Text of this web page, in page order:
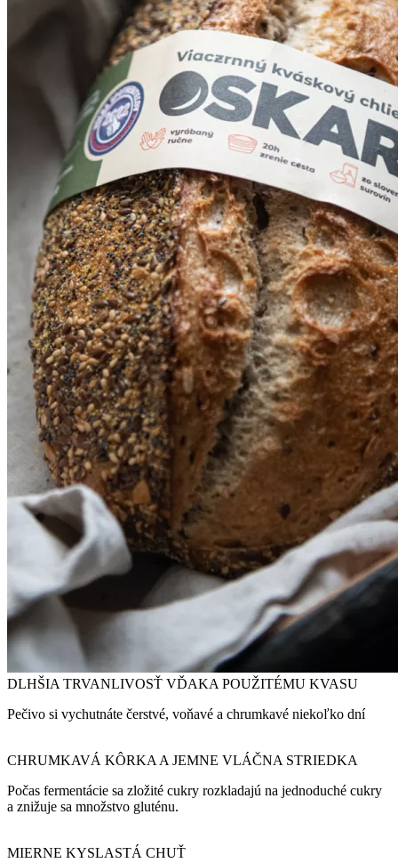
DLHŠIA TRVANLIVOSŤ VĎAKA POUŽITÉMU KVASU
Pečivo si vychutnáte čerstvé, voňavé a chrumkavé niekoľko dní
CHRUMKAVÁ KÔRKA A JEMNE VLÁČNA STRIEDKA
Počas fermentácie sa zložité cukry rozkladajú na jednoduché cukry
a znižuje sa množstvo gluténu.
MIERNE KYSLASTÁ CHUŤ